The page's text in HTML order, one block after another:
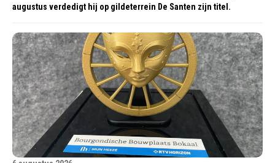
augustus verdedigt hij op gildeterrein De Santen zijn titel.